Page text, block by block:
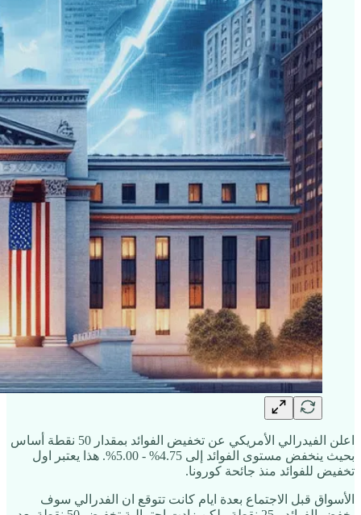
اعلن الفيدرالي الأمريكي عن تخفيض الفوائد بمقدار 50 نقطة أساس
بحيث ينخفض مستوى الفوائد إلى 4.75% - 5.00%. هذا يعتبر اول
تخفيض للفوائد منذ جائحة كورونا.
الأسواق قبل الاجتماع بعدة ايام كانت تتوقع ان الفدرالي سوف